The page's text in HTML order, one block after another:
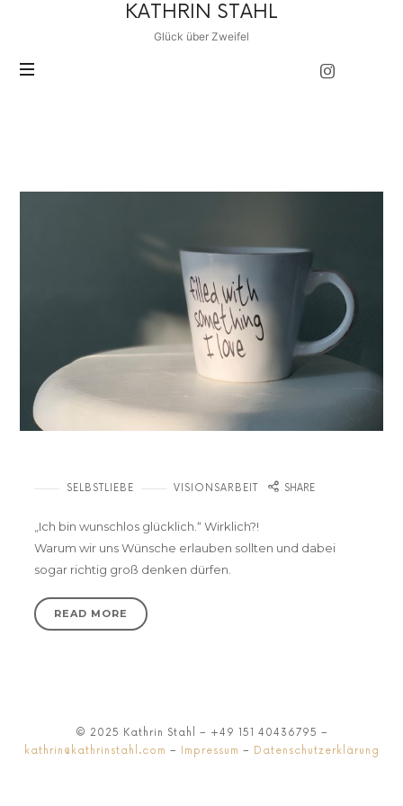
KATHRIN
STAHL
KATHRIN STAHL
Glück über Zweifel
SELBSTLIEBE VISIONSARBEIT SHARE
„Ich bin wunschlos glücklich.“ Wirklich?!
Warum wir uns Wünsche erlauben sollten und dabei
sogar richtig groß denken dürfen.
READ MORE
© 2025 Kathrin Stahl – +49 151 40436795 –
kathrin@kathrinstahl.com – Impressum – Datenschutzerklärung